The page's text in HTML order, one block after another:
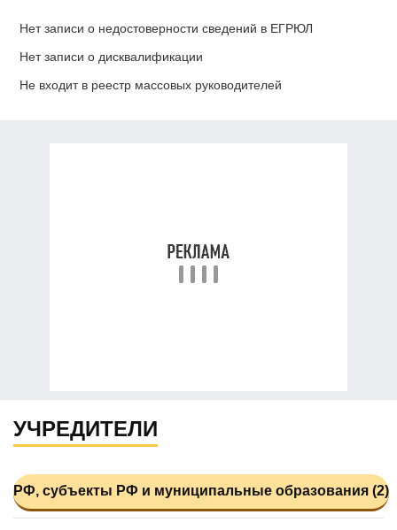
Нет записи о недостоверности сведений в ЕГРЮЛ
Нет записи о дисквалификации
Не входит в реестр массовых руководителей
УЧРЕДИТЕЛИ
РФ, субъекты РФ и муниципальные образования (2)